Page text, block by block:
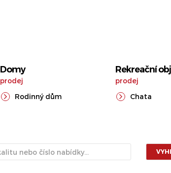
Domy
prodej
Rodinný dům
Rekreační
prodej
Chata